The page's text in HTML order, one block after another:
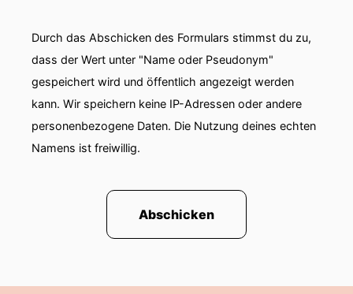
Durch das Abschicken des Formulars stimmst du zu,
dass der Wert unter "Name oder Pseudonym"
gespeichert wird und öffentlich angezeigt werden
kann. Wir speichern keine IP-Adressen oder andere
personenbezogene Daten. Die Nutzung deines echten
Namens ist freiwillig.
Abschicken